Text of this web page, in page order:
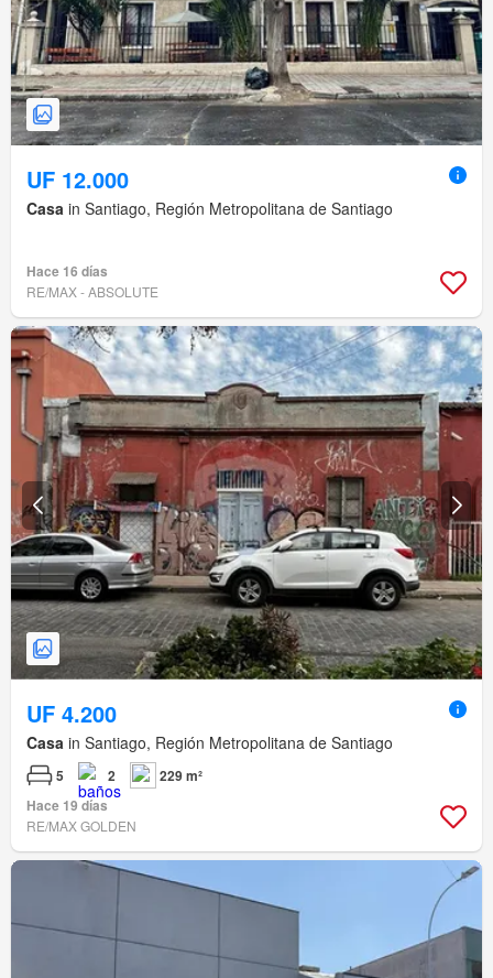
UF 12.000
Casa in Santiago, Región Metropolitana de Santiago
Hace 16 días
RE/MAX - ABSOLUTE
UF 4.200
Casa in Santiago, Región Metropolitana de Santiago
5 2
229 m²
Hace 19 días
RE/MAX GOLDEN